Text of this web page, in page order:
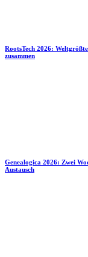
RootsTech 2026:
zusammen
Genealogica 2026: Zwei
Austausch